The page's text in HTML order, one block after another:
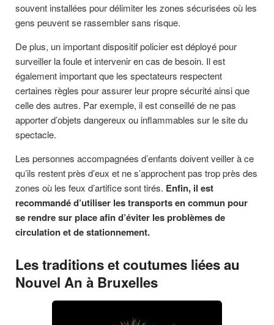
souvent installées pour délimiter les zones sécurisées où les
gens peuvent se rassembler sans risque.
De plus, un important dispositif policier est déployé pour
surveiller la foule et intervenir en cas de besoin. Il est
également important que les spectateurs respectent
certaines règles pour assurer leur propre sécurité ainsi que
celle des autres. Par exemple, il est conseillé de ne pas
apporter d’objets dangereux ou inflammables sur le site du
spectacle.
Les personnes accompagnées d’enfants doivent veiller à ce
qu’ils restent près d’eux et ne s’approchent pas trop près des
zones où les feux d’artifice sont tirés. Enfin, il est
recommandé d’utiliser les transports en commun pour
se rendre sur place afin d’éviter les problèmes de
circulation et de stationnement.
Les traditions et coutumes liées au
Nouvel An à Bruxelles